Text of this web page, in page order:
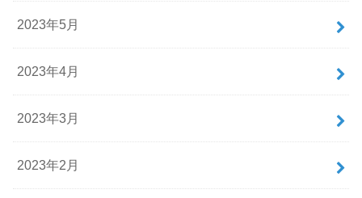
2023年5月
2023年4月
2023年3月
2023年2月